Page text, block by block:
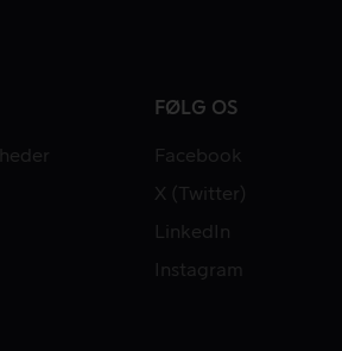
FØLG OS
Facebook
X (Twitter)
LinkedIn
Instagram